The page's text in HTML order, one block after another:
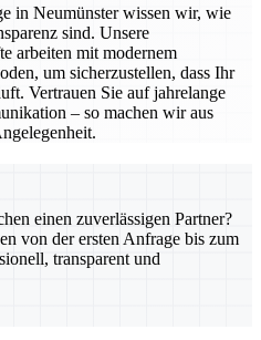
in Neumünster wissen wir, wie
sind. Unsere
arbeiten mit modernem
um sicherzustellen, dass Ihr
Vertrauen Sie auf jahrelange
– so machen wir aus
einen zuverlässigen Partner?
von der ersten Anfrage bis zum
transparent und